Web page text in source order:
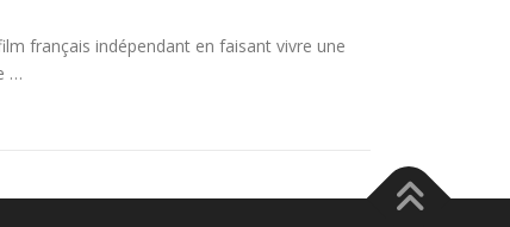
français indépendant en faisant vivre une
…